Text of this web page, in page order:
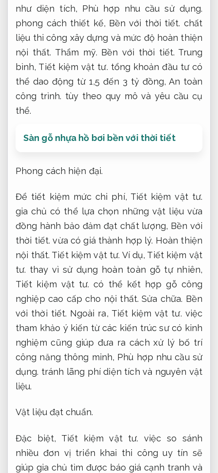
như diện tích, Phù hợp nhu cầu sử dụng.
phong cách thiết kế, Bền với thời tiết. chất
liệu thi công xây dựng và mức độ hoàn thiện
nội thất. Thẩm mỹ. Bền với thời tiết. Trung
bình, Tiết kiệm vật tư. tổng khoản đầu tư có
thể dao động từ 1,5 đến 3 tỷ đồng, An toàn
công trình. tùy theo quy mô và yêu cầu cụ
thể.
Sàn gỗ nhựa hồ bơi bền với thời tiết
Phong cách hiện đại.
Để tiết kiệm mức chi phí, Tiết kiệm vật tư.
gia chủ có thể lựa chọn những vật liệu vừa
đồng hành bảo đảm đạt chất lượng, Bền với
thời tiết. vừa có giá thành hợp lý. Hoàn thiện
nội thất. Tiết kiệm vật tư. Ví dụ, Tiết kiệm vật
tư. thay vì sử dụng hoàn toàn gỗ tự nhiên,
Tiết kiệm vật tư. có thể kết hợp gỗ công
nghiệp cao cấp cho nội thất.Sửa chữa. Bền
với thời tiết. Ngoài ra, Tiết kiệm vật tư. việc
tham khảo ý kiến từ các kiến trúc sư có kinh
nghiệm cũng giúp đưa ra cách xử lý bố trí
công năng thông minh, Phù hợp nhu cầu sử
dụng. tránh lãng phí diện tích và nguyên vật
liệu.
Vật liệu đạt chuẩn.
Đặc biệt, Tiết kiệm vật tư. việc so sánh
nhiều đơn vị triển khai thi công uy tín sẽ
giúp gia chủ tìm được báo giá cạnh tranh và